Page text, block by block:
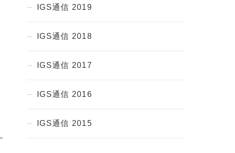
IGS通信 2019
IGS通信 2018
IGS通信 2017
IGS通信 2016
IGS通信 2015